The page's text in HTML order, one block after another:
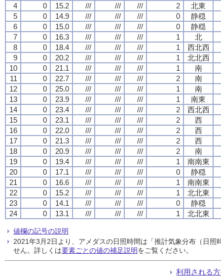
4
0 15.2 /// /// /// 2
北東
5
0 14.9 /// /// /// 0
静穏
6
0 15.0 /// /// /// 0
静穏
7
0 16.3 /// /// /// 1
北
8
0 18.4 /// /// /// 1
西北西
9
0 20.2 /// /// /// 1
北北西
10
0 21.1 /// /// /// 1
南
11
0 22.7 /// /// /// 2
南
12
0 25.0 /// /// /// 1
南
13
0 23.9 /// /// /// 1
南東
14
0 23.4 /// /// /// 2
西北西
15
0 23.1 /// /// /// 2
西
16
0 22.0 /// /// /// 2
西
17
0 21.3 /// /// /// 2
西
18
0 20.9 /// /// /// 2
南
19
0 19.4 /// /// /// 1
南南東
20
0 17.1 /// /// /// 0
静穏
21
0 16.6 /// /// /// 1
南南東
22
0 15.2 /// /// /// 1
北北東
23
0 14.1 /// /// /// 0
静穏
24
0 13.1 /// /// /// 1 北北東
値欄の記号の説明
2021年3月2日より、アメダスの日照時間は「推計気象分布（日
せん。詳しくは要素ごとの値の補足説明をご覧ください。
利用される